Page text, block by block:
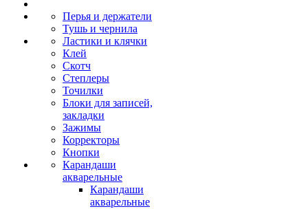
Перья и держатели
Тушь и чернила
Ластики и клячки
Клей
Скотч
Степлеры
Точилки
Блоки для записей,
закладки
Зажимы
Корректоры
Кнопки
Карандаши
акварельные
Карандаши
акварельные